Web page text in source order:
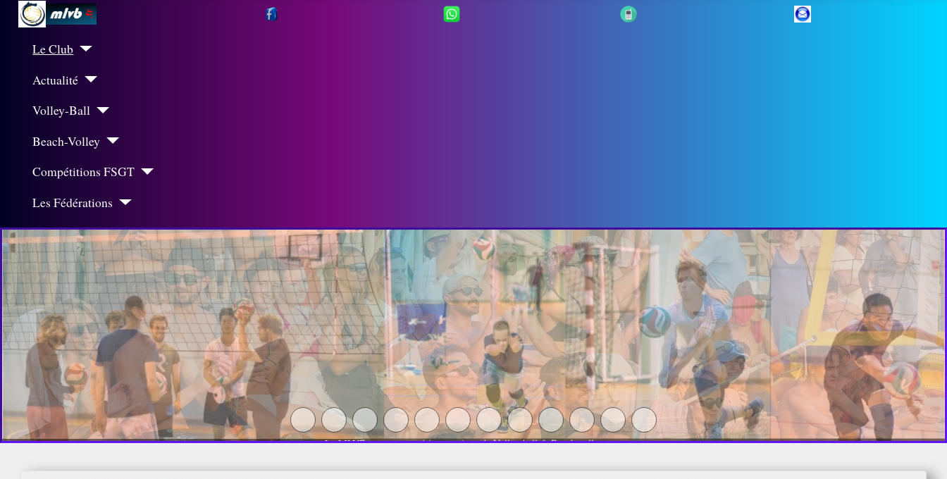
Le Club
Actualité
Volley-Ball
Beach-Volley
Compétitions FSGT
Les Fédérations
Le MLVB pour une expérience unique de Volley-ball & Beach-volley